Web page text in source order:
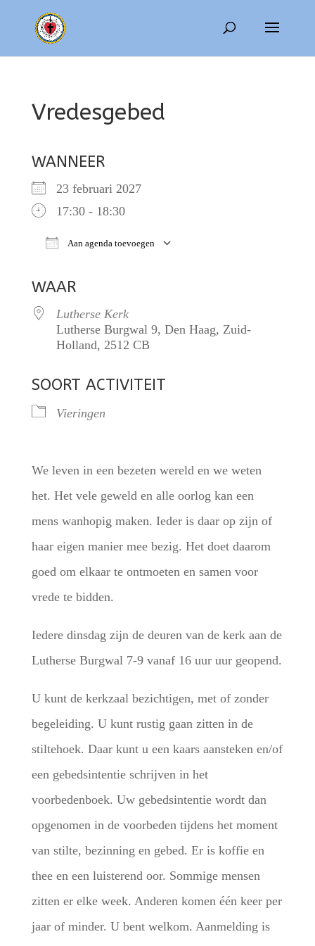
Vredesgebed
WANNEER
23 februari 2027
17:30 - 18:30
Aan agenda toevoegen
WAAR
Lutherse Kerk
Lutherse Burgwal 9, Den Haag, Zuid-
Holland, 2512 CB
SOORT ACTIVITEIT
Vieringen
We leven in een bezeten wereld en we weten
het. Het vele geweld en alle oorlog kan een
mens wanhopig maken. Ieder is daar op zijn of
haar eigen manier mee bezig. Het doet daarom
goed om elkaar te ontmoeten en samen voor
vrede te bidden.
Iedere dinsdag zijn de deuren van de kerk aan de
Lutherse Burgwal 7-9 vanaf 16 uur uur geopend.
U kunt de kerkzaal bezichtigen, met of zonder
begeleiding. U kunt rustig gaan zitten in de
stiltehoek. Daar kunt u een kaars aansteken en/of
een gebedsintentie schrijven in het
voorbedenboek. Uw gebedsintentie wordt dan
opgenomen in de voorbeden tijdens het moment
van stilte, bezinning en gebed. Er is koffie en
thee en een luisterend oor. Sommige mensen
zitten er elke week. Anderen komen één keer per
jaar of minder. U bent welkom. Aanmelding is